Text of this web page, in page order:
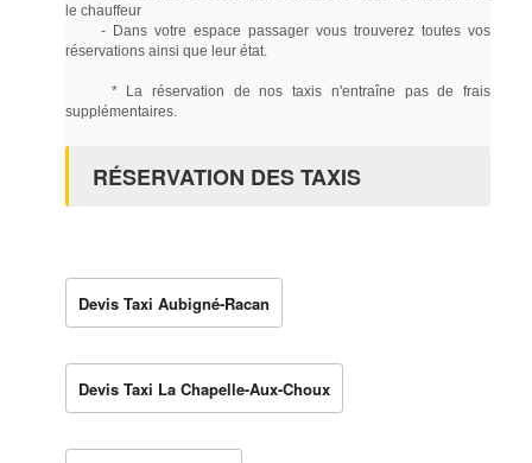
le chauffeur
- Dans votre espace passager vous trouverez toutes vos
réservations ainsi que leur état.
* La réservation de nos taxis n'entraîne pas de frais
supplémentaires.
RÉSERVATION DES TAXIS
Devis Taxi Aubigné-Racan
Devis Taxi La Chapelle-Aux-Choux